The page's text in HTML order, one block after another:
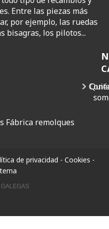
Entre las piezas más
por ejemplo, las ruedas
bisagras, los pilotos...
Fábrica remolques
de privacidad - Cookies -